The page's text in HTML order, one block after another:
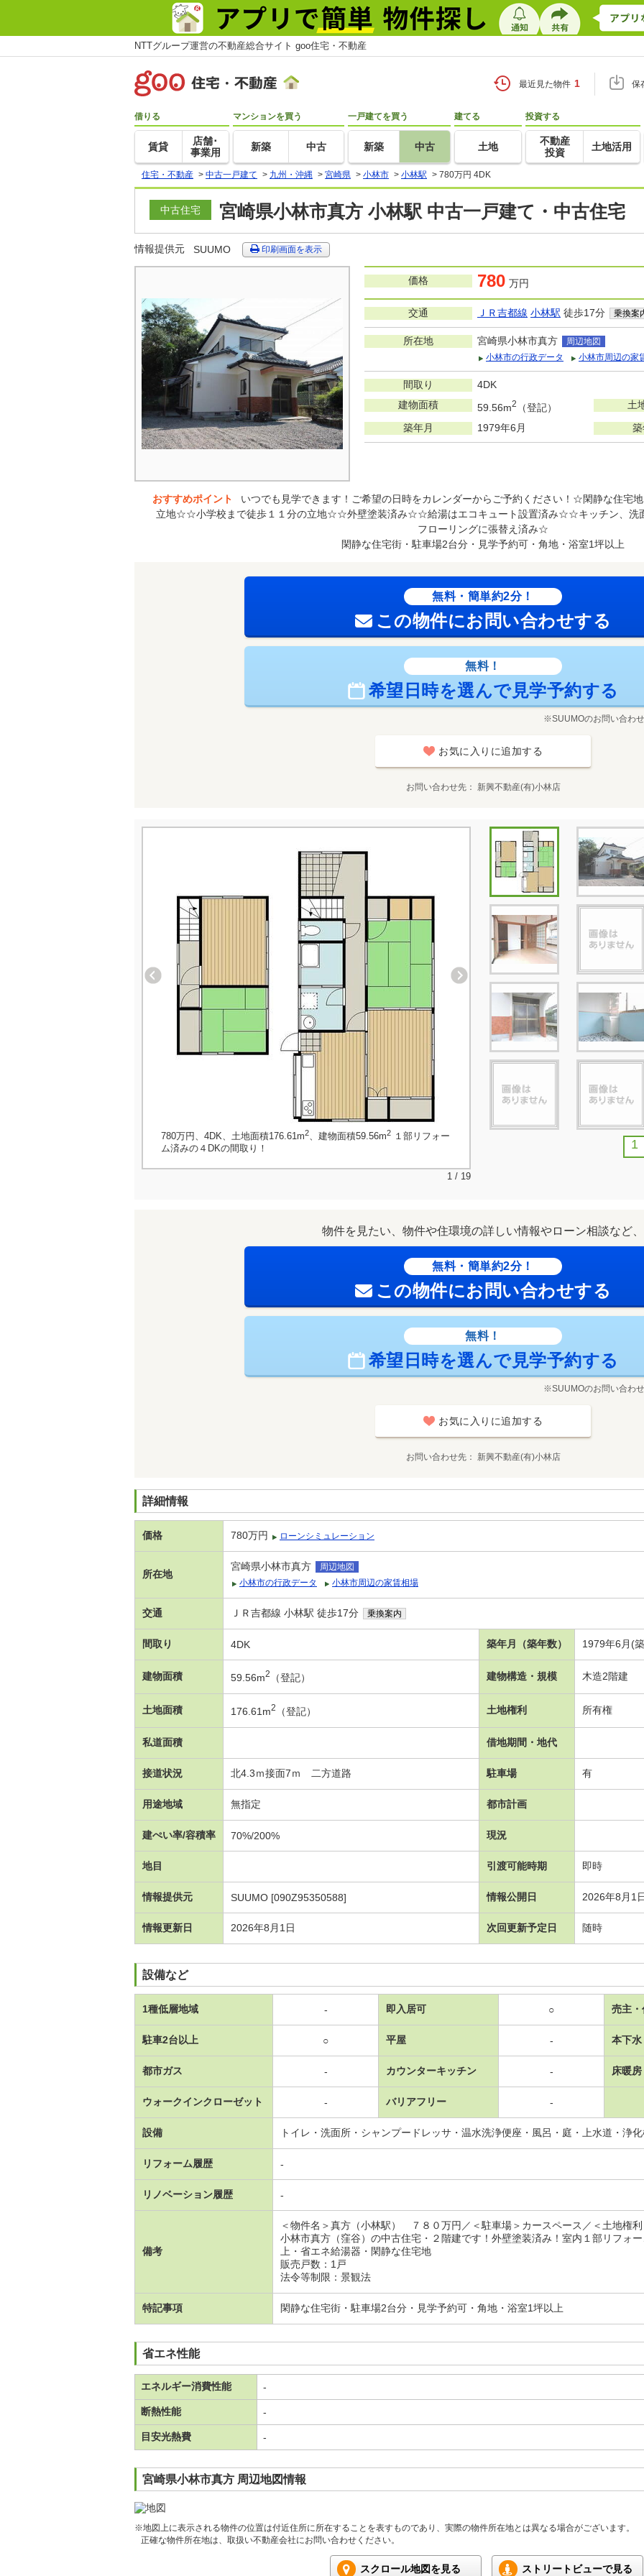
NTTグループ運営の不動産総合サイト goo住宅・不動産
最近見た物件 1 保
借りる
賃貸
店舗･
事業用
マンションを買う
新築 中古
一戸建てを買う
新築 中古
建てる
土地
投資する
不動産
投資
土地活用
住宅・不動産 > 中古一戸建て > 九州・沖縄 > 宮崎県 > 小林市 > 小林駅 > 780万円 4DK
中古住宅 宮崎県小林市真方 小林駅 中古一戸建て・中古住宅
情報提供元 SUUMO 印刷画面を表示
価格 780 万円
交通 ＪＲ吉都線 小林駅 徒歩17分 乗換案
所在地 宮崎県小林市真方
周辺地図
小林市の行政データ
小林市周辺の家
間取り
4DK
建物面積
59.56m2 （登記）
土
築年月
1979年6月
おすすめポイント
いつでも見学できます！ご希望の日時をカレンダーからご予約ください！☆閑静な住宅
立地☆☆小学校まで徒歩１１分の立地☆☆外壁塗装済み☆☆給湯はエコキュート設置済み☆☆キッチン、洗
フローリングに張替え済み☆
閑静な住宅街・駐車場2台分・見学予約可・角地・浴室1坪以上
無料・簡単約2分！
この物件にお問い合わせする
無料！
希望日時を選んで見学予約する
※SUUMOのお問い合わ
お気に入りに追加する
お問い合わせ先 新興不動産(有)小林店
780万円、4DK、土地面積176.61m2、建物面積59.56m2 １部リフォー
ム済みの４DKの間取り！
1 / 19
1
物件を見たい、物件や住環境の詳しい情報やローン相談など、
無料・簡単約2分！
この物件にお問い合わせする
無料！
希望日時を選んで見学予約する
※SUUMOのお問い合わ
お気に入りに追加する
お問い合わせ先 新興不動産(有)小林店
詳細情報
価格 780万円 ローンシミュレーション
所在地
宮崎県小林市真方
周辺地図
小林市の行政データ
小林市周辺の家賃相場
交通 ＪＲ吉都線 小林駅 徒歩17分 乗換案内
間取り 4DK 築年月（築年数） 1979年6月(
建物面積 59.56m2 （登記） 建物構造・規模 木造2階建
土地面積 176.61m2 （登記） 土地権利 所有権
私道面積 借地期間・地代
接道状況 北4.3ｍ接面7ｍ 二方道路 駐車場 有
用途地域 無指定 都市計画
建ぺい率/容積率 70%/200% 現況
地目 引渡可能時期 即時
情報提供元 SUUMO [090Z95350588] 情報公開日 2026年8月1
情報更新日 2026年8月1日 次回更新予定日 随時
設備など
1種低層地域 - 即入居可 ○ 売主・
駐車2台以上 ○ 平屋 - 本下水
都市ガス - カウンターキッチン - 床暖房
ウォークインクローゼット - バリアフリー -
設備 トイレ・洗面所・シャンプードレッサ・温水洗浄便座・風呂・庭・上水道・浄
リフォーム履歴 -
リノベーション履歴 -
備考
＜物件名＞真方（小林駅） ７８０万円／＜駐車場＞カースペース／＜土地権
小林市真方（窪谷）の中古住宅・２階建です！外壁塗装済み！室内１部リフォ
上・省エネ給湯器・閑静な住宅地
販売戸数：1戸
法令等制限：景観法
特記事項 閑静な住宅街・駐車場2台分・見学予約可・角地・浴室1坪以上
省エネ性能
エネルギー消費性能 -
断熱性能 -
目安光熱費 -
宮崎県小林市真方 周辺地図情報
※地図上に表示される物件の位置は付近住所に所在することを表すものであり、実際の物件所在地とは異なる場合がございます。
正確な物件所在地は、取扱い不動産会社にお問い合わせください。
スクロール地図を見る ストリートビューで見る